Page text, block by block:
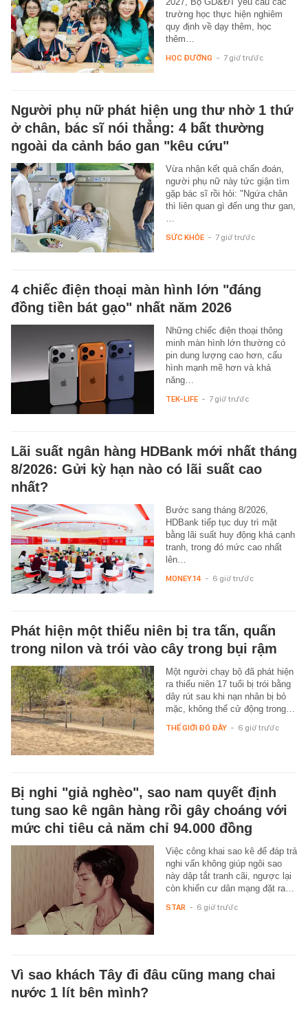
trường học thực hiện nghiêm
quy định về dạy thêm, học
thêm…
HỌC ĐƯỜNG - 7 giờ trước
Người phụ nữ phát hiện ung thư nhờ 1 thứ
ở chân, bác sĩ nói thẳng: 4 bất thường
ngoài da cảnh báo gan "kêu cứu"
Vừa nhận kết quả chẩn đoán,
người phụ nữ này tức giận tìm
gặp bác sĩ rồi hỏi: "Ngứa chân
thì liên quan gì đến ung thư gan,
SỨC KHỎE - 7 giờ trước
4 chiếc điện thoại màn hình lớn "đáng
đồng tiền bát gạo" nhất năm 2026
Những chiếc điện thoại thông
minh màn hình lớn thường có
pin dung lượng cao hơn, cấu
hình mạnh mẽ hơn và khả
năng…
TEK-LIFE - 7 giờ trước
Lãi suất ngân hàng HDBank mới nhất tháng
8/2026: Gửi kỳ hạn nào có lãi suất cao
nhất?
Bước sang tháng 8/2026,
HDBank tiếp tục duy trì mặt
bằng lãi suất huy động khá cạnh
tranh, trong đó mức cao nhất
lên…
MONEY.14 - 6 giờ trước
Phát hiện một thiếu niên bị tra tấn, quấn
trong nilon và trói vào cây trong bụi rậm
Một người chạy bộ đã phát hiện
ra thiếu niên 17 tuổi bị trói bằng
dây rút sau khi nạn nhân bị bỏ
mặc, không thể cử động trong…
THẾ GIỚI ĐÓ ĐÂY - 6 giờ trước
Bị nghi "giả nghèo", sao nam quyết định
tung sao kê ngân hàng rồi gây choáng với
mức chi tiêu cả năm chỉ 94.000 đồng
Việc công khai sao kê để đáp trả
nghi vấn không giúp ngôi sao
này dập tắt tranh cãi, ngược lại
còn khiến cư dân mạng đặt ra…
STAR - 6 giờ trước
Vì sao khách Tây đi đâu cũng mang chai
nước 1 lít bên mình?